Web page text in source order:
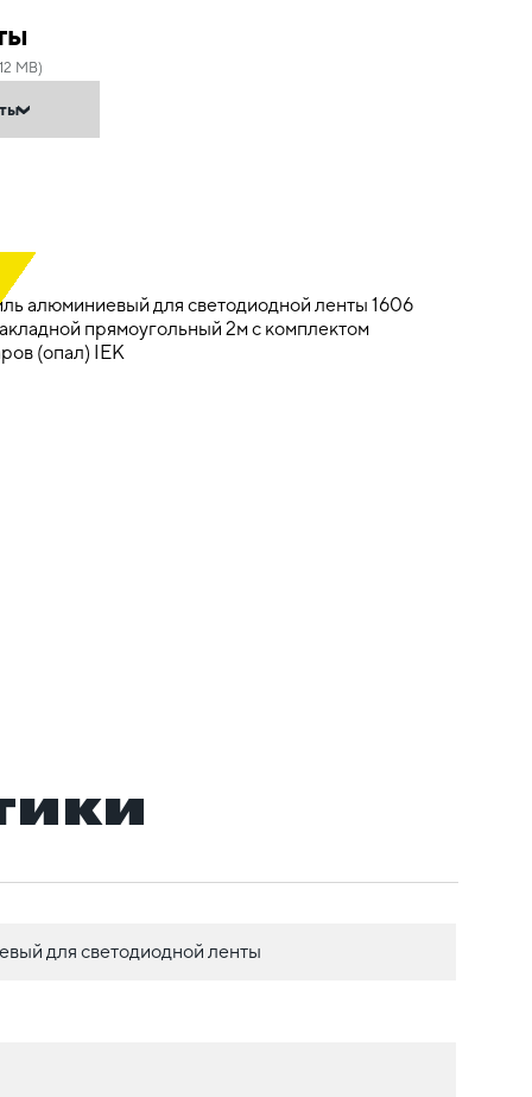
MB)
для светодиодной ленты